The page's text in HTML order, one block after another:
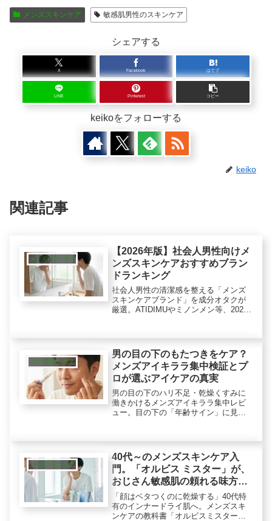
メンズスキンケア 敏感肌男性のスキンケア
シェアする
X Facebook はてブ
LINE Pinterest コピー
keikoをフォローする
keiko
関連記事
メンズスキンケア
【2026年版】社会人男性向けメ
ンズスキンケアおすすめブラン
ドランキング
社会人男性の清潔感を整える「メンズ
スキンケアブランド」を成分オタクが
厳選。ATIDIMUやミノンメン等、2026
乾燥対策など、あなたの肌への「適し
た投資先」が必ず見つかる決定版で
す。
メンズスキンケア
男の目の下のもたつきをケア？
メンズアイキララ集中検証とプ
ロが選ぶアイケアの真実
男の目の下のハリ不足・乾燥くすみに
働きかけるメンズアイキララ集中レビ
ュー。目の下の「年齢サイン」に見え
い使い方をプロが伝授します。
メンズスキンケア
40代～のメンズスキンケア入
門。「オルビス ミスター」が、
おじさん敏感肌の頼れる味方に
なる理由
「顔はベタつくのに乾燥する」40代特
有のインナードライ肌へ。メンズスキ
ンケアの教科書「オルビスミスター」